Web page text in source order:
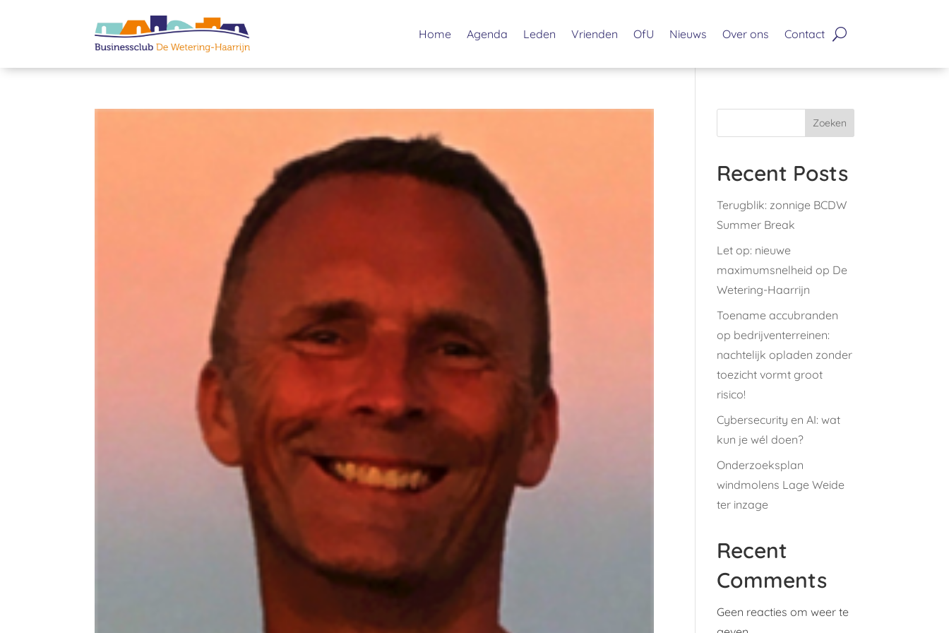
Home Agenda Leden Vrienden OfU Nieuws Over ons Contact
Zoeken
Recent Posts
Terugblik: zonnige BCDW
Summer Break
Let op: nieuwe
maximumsnelheid op De
Wetering-Haarrijn
Toename accubranden
op bedrijventerreinen:
nachtelijk opladen zonder
toezicht vormt groot
risico!
Cybersecurity en AI: wat
kun je wél doen?
Onderzoeksplan
windmolens Lage Weide
ter inzage
Recent
Comments
Geen reacties om weer te